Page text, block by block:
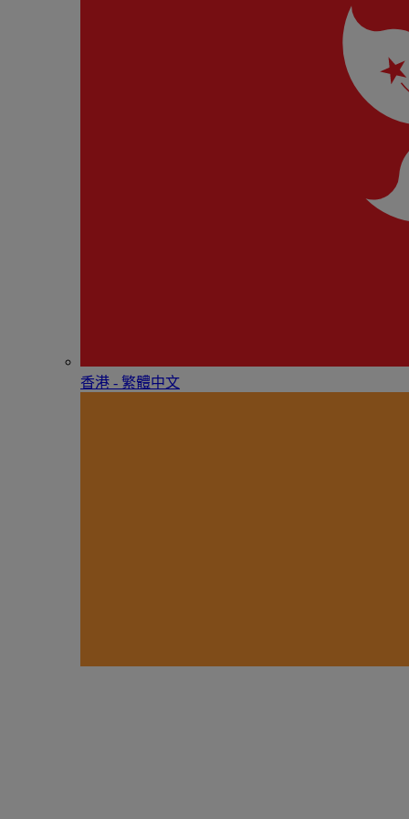
香港 - 繁體中文